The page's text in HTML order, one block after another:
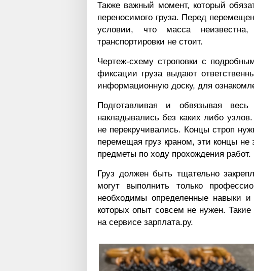
Также важный момент, который
переносимого груза. Перед
условии, что масса
транспортировки не стоит.
Чертеж-схему строповки с
фиксации груза выдают
информационную доску, для
Подготавливая и обвязывая
накладывались без каких либо
не перекручивались. Концы строп
перемещая груз краном, эти концы
предметы по ходу прохождения работ.
Груз должен быть тщательно
могут выполнить только
необходимы определенные навыки
которых опыт совсем не нужен. Такие
на сервисе зарплата.ру.